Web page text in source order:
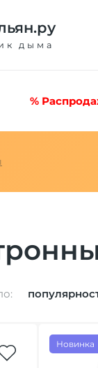
дыма
%
Новинка